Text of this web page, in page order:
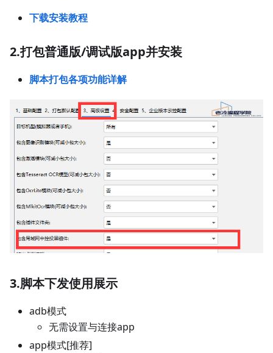
下载安装教程
2.打包普通版/调试版app并安装
脚本打包各项功能详解
3.脚本下发使用展示
adb模式
无需设置与连接app
app模式[推荐]